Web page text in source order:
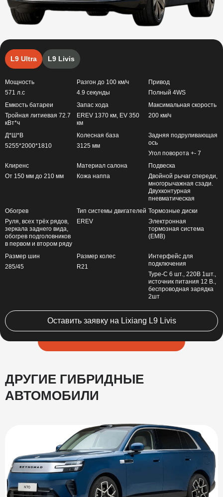
L9 Ultra L9 Livis
Мощность
571 л.с
Разгон до 100 км/ч
4.9 секунды
Привод
Полный 4WS
Емкость батареи
Тройная литиевая 72.7
кВт*ч
Запас хода
EREV 1370 км, EV 350
км
Максимальная скорость
200 км/ч
Д*Ш*В
5255*2000*1810
Колесная база
3125 мм
Задняя подруливающая
ось
Угол поворота +- 7
Клиренс
От 150 мм до 210 мм
Материал салона
Кожа наппа
Подвеска
Двойной рычаг спереди,
многорычажная сзади.
Двухконтурная
пневматическая
Обогрев
Руля, всех трёх рядов,
зеркала заднего вида,
обогрев подголовников
в первом и втором ряду
Тип системы двигателей
EREV
Тормозные диски
Электронная
тормозная система
(EMB)
Размер шин
285/45
Размер колес
R21
Интерфейс для
подключения
Type-C 6 шт., 220В 1шт.,
источник питания 12 В.,
беспроводная зарядка
2шт
Оставить заявку на Lixiang L9 Livis
ДРУГИЕ ГИБРИДНЫЕ
АВТОМОБИЛИ